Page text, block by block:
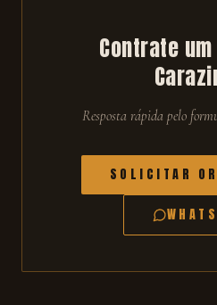
Contrate
Resposta rápida pelo
SOLICITAR